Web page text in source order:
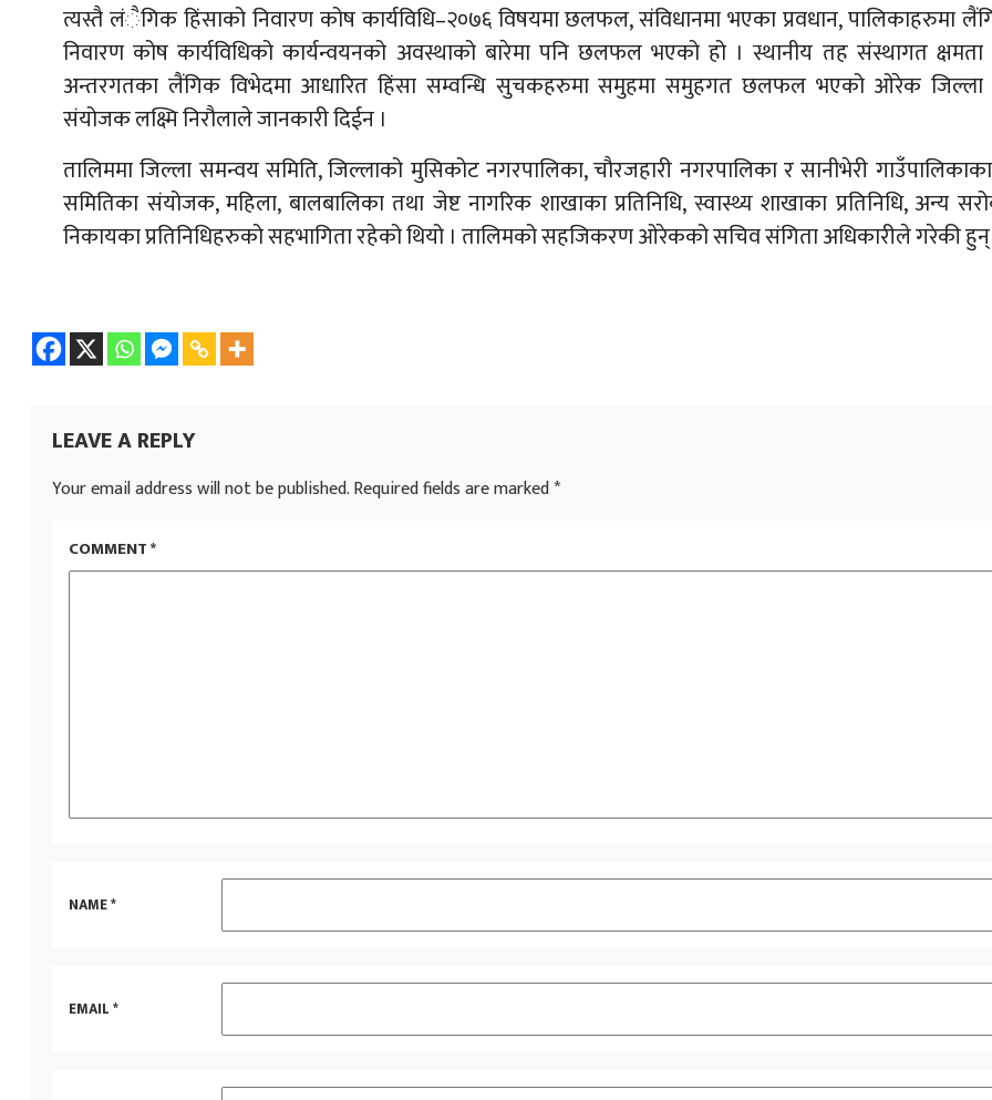
त्यस्तै लंैगिक हिंसाको निवारण कोष कार्यविधि–२०७६ विषयमा छलफल, संविधानमा भएका प्रवधान, पालिकाहरुमा
निवारण कोष कार्यविधिको कार्यन्वयनको अवस्थाको बारेमा पनि छलफल भएको हो । स्थानीय तह संस्थागत क्षमता
अन्तरगतका लैंगिक विभेदमा आधारित हिंसा सम्वन्धि सुचकहरुमा समुहमा समुहगत छलफल भएको ओरेक जिल्ला
संयोजक लक्ष्मि निरौलाले जानकारी दिईन ।
तालिममा जिल्ला समन्वय समिति, जिल्लाको मुसिकोट नगरपालिका, चौरजहारी नगरपालिका र सानीभेरी
समितिका संयोजक, महिला, बालबालिका तथा जेष्ट नागरिक शाखाका प्रतिनिधि, स्वास्थ्य शाखाका प्रतिनिधि, अन्य
निकायका प्रतिनिधिहरुको सहभागिता रहेको थियो । तालिमको सहजिकरण ओरेकको सचिव संगिता अधिकारीले गरेकी
LEAVE A REPLY
Your email address will not be published.Required fields are marked*
COMMENT*
NAME*
EMAIL*